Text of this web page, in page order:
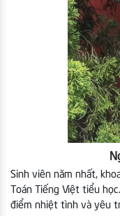
Sinh viên năm nhất,
Toán Tiếng Việt tiểu
điểm nhiệt tình và yêu